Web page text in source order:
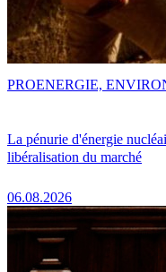
La pénurie d'énergie
libéralisation du marché
06.08.2026
PROENERGIE,